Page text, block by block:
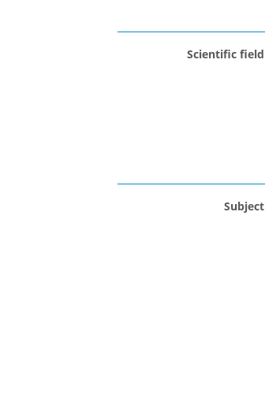
Scientific field
Subject